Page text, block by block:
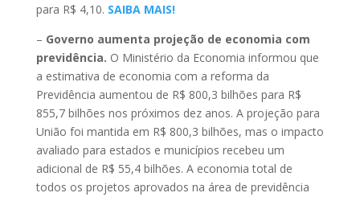
para R$ 4,10. SAIBA MAIS!
– Governo aumenta projeção de economia com
previdência. O Ministério da Economia informou que
a estimativa de economia com a reforma da
Previdência aumentou de R$ 800,3 bilhões para R$
855,7 bilhões nos próximos dez anos. A projeção para
União foi mantida em R$ 800,3 bilhões, mas o impacto
avaliado para estados e municípios recebeu um
adicional de R$ 55,4 bilhões. A economia total de
todos os projetos aprovados na área de previdência